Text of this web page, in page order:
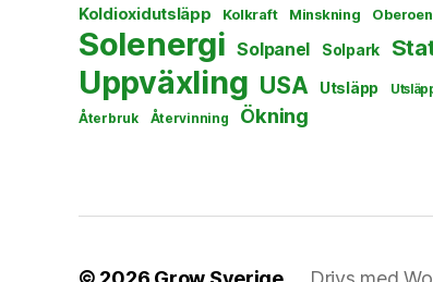
Koldioxidutsläpp Kolkraft Minskning
Solenergi Solpanel Solpark
Uppväxling USA Utsläpp
Återbruk Återvinning Ökning